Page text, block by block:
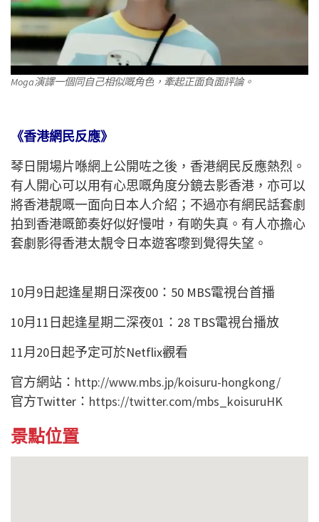
Moga演譯一個同自己相似嘅角色，牽起正面負面評論。
《香港網民反應》
琴日開場片喺網上公開咗之後，香港網民反應熱烈。
有人開心可以用有心思嘅角度分鏡去影香港，亦可以
將香港靚嘅一面向日本人介紹；不過亦有網民話套劇
拍到香港嘅節奏好似好慢咁，有啲失真。有人亦擔心
套劇影得香港太靚令日本遊客嚟到覺得失望。
10月9日起逢星期日深夜00：50 MBS電視台首播
10月11日起逢星期二深夜01：28 TBS電視台播放
11月20日起予定可於Netflix觀看
官方網站： http://www.mbs.jp/koisuru-hongkong/
官方Twitter： https://twitter.com/mbs_koisuruHK
景點位置